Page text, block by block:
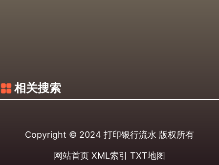
相关搜索
Copyright © 2024 打印银行流水 版权所有
网站首页 XML索引 TXT地图